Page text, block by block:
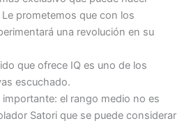
prometemos que con los
una revolución en su
que ofrece IQ es uno de los
escuchado.
importante: el rango medio no es
Satori que se puede considerar